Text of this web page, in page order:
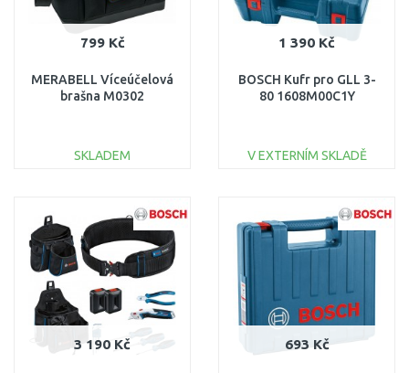
799 Kč
MERABELL Víceúčelová
brašna M0302
SKLADEM
Porovnat
1 390 Kč
BOSCH Kufr pro GLL 3-
80 1608M00C1Y
V EXTERNÍM SKLADĚ
Porovnat
3 190 Kč 693 Kč